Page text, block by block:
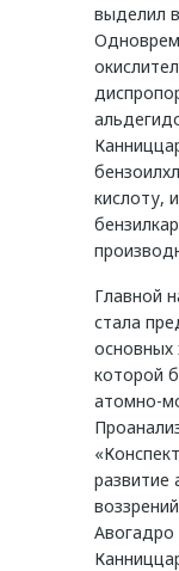
выделил
кислоту,
Главной
стала
основных
которой
атомно-
развитие